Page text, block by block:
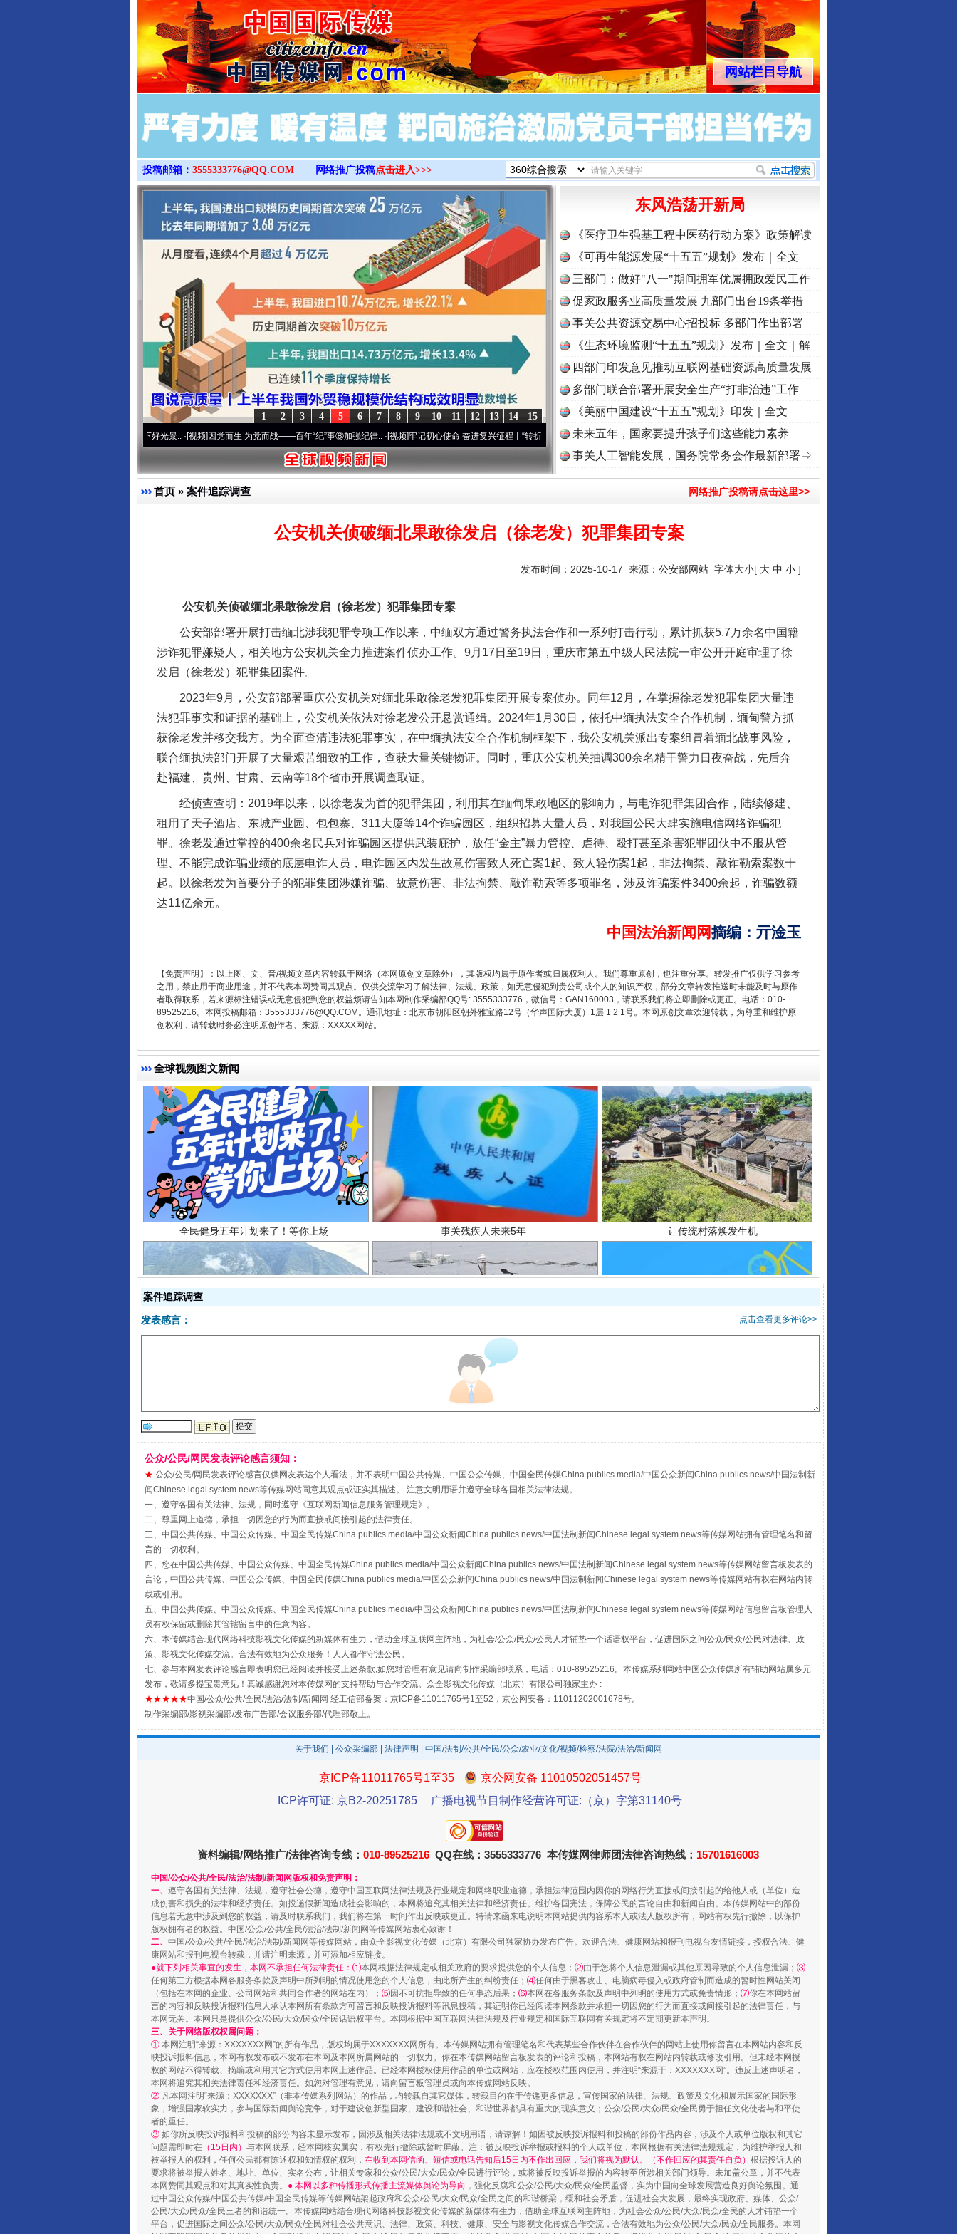
>
网站栏目导航
投稿邮箱： 3555333776@QQ.COM 网络推广投稿点击进入>>>
15
14
13
12
11
10
9
8
7
6
5
4
3
2
1
使命 奋进复兴征程丨宝塔山下好光景..·[视频]因党而生 为党而战——百年“纪”事⑧加强纪律..·[视频]牢记初心使命 奋进复兴征程丨“转折之城”激荡.. ·[视频]牢记初心使命 奋进复兴征程丨红船起航处 潮起..·[视频]一首歌的时间，读懂乐至的“诗与远方”
东风浩荡开新局
《医疗卫生强基工程中医药行动方案》政策解读
《可再生能源发展“十五五”规划》发布｜全文
三部门：做好"八一"期间拥军优属拥政爱民工作
促家政服务业高质量发展 九部门出台19条举措
事关公共资源交易中心招投标 多部门作出部署
《生态环境监测“十五五”规划》发布｜全文｜解
读
四部门印发意见推动互联网基础资源高质量发展
多部门联合部署开展安全生产“打非治违”工作
《美丽中国建设“十五五”规划》印发｜全文
未来五年，国家要提升孩子们这些能力素养
事关人工智能发展，国务院常务会作最新部署⇒
首页 » 案件追踪调查 网络推广投稿请点击这里>>
公安机关侦破缅北果敢徐发启（徐老发）犯罪集团专案
发布时间：2025-10-17 来源： 公安部网站 字体大小[ 大 中 小 ]
公安机关侦破缅北果敢徐发启（徐老发）犯罪集团专案
公安部部署开展打击缅北涉我犯罪专项工作以来，中缅双方通过警务执法合作和一系列打击行动，累计抓获5.7万余名中国籍
涉诈犯罪嫌疑人，相关地方公安机关全力推进案件侦办工作。9月17日至19日，重庆市第五中级人民法院一审公开开庭审理了徐
发启（徐老发）犯罪集团案件。
2023年9月，公安部部署重庆公安机关对缅北果敢徐老发犯罪集团开展专案侦办。同年12月，在掌握徐老发犯罪集团大量违
法犯罪事实和证据的基础上，公安机关依法对徐老发公开悬赏通缉。2024年1月30日，依托中缅执法安全合作机制，缅甸警方抓
获徐老发并移交我方。为全面查清违法犯罪事实，在中缅执法安全合作机制框架下，我公安机关派出专案组冒着缅北战事风险，
联合缅执法部门开展了大量艰苦细致的工作，查获大量关键物证。同时，重庆公安机关抽调300余名精干警力日夜奋战，先后奔
赴福建、贵州、甘肃、云南等18个省市开展调查取证。
经侦查查明：2019年以来，以徐老发为首的犯罪集团，利用其在缅甸果敢地区的影响力，与电诈犯罪集团合作，陆续修建、
租用了天子酒店、东城产业园、包包寨、311大厦等14个诈骗园区，组织招募大量人员，对我国公民大肆实施电信网络诈骗犯
罪。徐老发通过掌控的400余名民兵对诈骗园区提供武装庇护，放任“金主”暴力管控、虐待、殴打甚至杀害犯罪团伙中不服从管
理、不能完成诈骗业绩的底层电诈人员，电诈园区内发生故意伤害致人死亡案1起、致人轻伤案1起，非法拘禁、敲诈勒索案数十
起。以徐老发为首要分子的犯罪集团涉嫌诈骗、故意伤害、非法拘禁、敲诈勒索等多项罪名，涉及诈骗案件3400余起，诈骗数额
达11亿余元。
中国法治新闻网摘编 ： 亓淦玉
【免责声明】：以上图、文、音/视频文章内容转载于网络（本网原创文章除外），其版权均属于原作者或归属权利人。我们尊重原创，也注重分享。转发推广仅供学习参考
之用，禁止用于商业用途，并不代表本网赞同其观点。仅供交流学习了解法律、法规、政策，如无意侵犯到贵公司或个人的知识产权，部分文章转发推送时未能及时与原作
者取得联系，若来源标注错误或无意侵犯到您的权益烦请告知本网制作采编部QQ号: 3555333776，微信号：GAN160003，请联系我们将立即删除或更正。电话：010-
89525216。本网投稿邮箱：3555333776@QQ.COM。通讯地址：北京市朝阳区朝外雅宝路12号（华声国际大厦）1层 1 2 1号。本网原创文章欢迎转载，为尊重和维护原
创权利，请转载时务必注明原创作者、来源：XXXXX网站。
全球视频图文新闻
完善运行机制助力责任有效落实 一纸欠条伤亲情 巡回调解促和解..
东山县通报“牛蛙产品抗生素超标问题” 法徽映军营 权益有保障 让核能赋能千行百业
揭开“小金库”的免责幌子
受贿1.44亿！段成刚被判无期 从幼儿园到大学，有这些资助 “后车司机肯定在骂我”
全民健身五年计划来了！等你上场 事关残疾人未来5年 让传统村落焕发生机
规模最大的光氢储一体化项目
国家大学科技园优化重塑工作 镜头丨大暑三秋近 山西：不断增强治理腐败综合效能
扯下公款旅游的“隐身衣” 如何以同查同治破解风腐交织难题 养老服务师职业资格制度暂行规定
“蜀中异人”王建安的艺术幻境 一颗心始终滚烫 还老百姓一个明白家底
完善运行机制助力责任有效落实 一纸欠条伤亲情 巡回调解促和解.. 行业协会接连发公告
案件追踪调查
点击查看更多评论>>
发表感言：
公众/公民/网民发表评论感言须知：
★ 公众/公民/网民发表评论感言仅供网友表达个人看法，并不表明中国公共传媒、中国公众传媒、中国全民传媒China publics media/中国公众新闻China publics news/中国法制新
闻Chinese legal system news等传媒网站同意其观点或证实其描述。 注意文明用语并遵守全球各国相关法律法规。
一、遵守各国有关法律、法规，同时遵守《互联网新闻信息服务管理规定》。
二、尊重网上道德，承担一切因您的行为而直接或间接引起的法律责任。
三、中国公共传媒、中国公众传媒、中国全民传媒China publics media/中国公众新闻China publics news/中国法制新闻Chinese legal system news等传媒网站拥有管理笔名和留
言的一切权利。
四、您在中国公共传媒、中国公众传媒、中国全民传媒China publics media/中国公众新闻China publics news/中国法制新闻Chinese legal system news等传媒网站留言板发表的
言论，中国公共传媒、中国公众传媒、中国全民传媒China publics media/中国公众新闻China publics news/中国法制新闻Chinese legal system news等传媒网站有权在网站内转
载或引用。
五、中国公共传媒、中国公众传媒、中国全民传媒China publics media/中国公众新闻China publics news/中国法制新闻Chinese legal system news等传媒网站信息留言板管理人
员有权保留或删除其管辖留言中的任意内容。
六、本传媒结合现代网络科技影视文化传媒的新媒体有生力，借助全球互联网主阵地，为社会/公众/民众/公民人才铺垫一个话语权平台，促进国际之间公众/民众/公民对法律、政
策、影视文化传媒交流。合法有效地为公众服务！人人都作守法公民。
七、参与本网发表评论感言即表明您已经阅读并接受上述条款,如您对管理有意见请向制作采编部联系，电话：010-89525216。本传媒系列网站中国公众传媒所有辅助网站属多元
发布，敬请多提宝贵意见！真诚感谢您对本传媒网的支持帮助与合作交流。众全影视文化传媒（北京）有限公司独家主办 :
★★★★★中国/公众/公共/全民/法治/法制/新闻网 经工信部备案：京ICP备11011765号1至52，京公网安备：11011202001678号。
制作采编部/影视采编部/发布广告部/会议服务部/代理部敬上。
关于我们 公众采编部 法律声明 | 中国/法制/公共/全民/公众/农业/文化/视频/检察/法院/法治/新闻网
京ICP备11011765号1至35
京公网安备 11010502051457号
ICP许可证: 京B2-20251785
广播电视节目制作经营许可证:（京）字第31140号
资料编辑/网络推广/法律咨询专线： 010-89525216 QQ在线：3555333776 本传媒网律师团法律咨询热线： 15701616003
中国/公众/公共/全民/法治/法制/新闻网版权和免责声明：
一、 遵守各国有关法律、法规，遵守社会公德，遵守中国互联网法律法规及行业规定和网络职业道德，承担法律范围内因你的网络行为直接或间接引起的给他人或（单位）造
成伤害和损失的法律和经济责任。如投递假新闻造成社会影响的，本网将追究其相关法律和经济责任。维护各国宪法，保障公民的言论自由和新闻自由。本传媒网站中的部份
信息若无意中涉及到您的权益，请及时联系我们，我们将在第一时间作出反映或更正。特请来函来电说明本网站提供内容系本人或法人版权所有，网站有权先行撤除，以保护
版权拥有者的权益。中国/公众/公共/全民/法治/法制/新闻网等传媒网站衷心致谢！
二、 中国/公众/公共/全民/法治/法制/新闻网等传媒网站，由众全影视文化传媒（北京）有限公司独家协办发布广告。欢迎合法、健康网站和报刊电视台友情链接，授权合法、健
康网站和报刊电视台转载，并请注明来源，并可添加相应链接。
●就下列相关事宜的发生，本网不承担任何法律责任：⑴本网根据法律规定或相关政府的要求提供您的个人信息； ⑵由于您将个人信息泄漏或其他原因导致的个人信息泄漏； ⑶
任何第三方根据本网各服务条款及声明中所列明的情况使用您的个人信息，由此所产生的纠纷责任； ⑷任何由于黑客攻击、电脑病毒侵入或政府管制而造成的暂时性网站关闭
（包括在本网的企业、公司网站和共同合作者的网站在内）； ⑸因不可抗拒导致的任何事态后果； ⑹本网在各服务条款及声明中列明的使用方式或免责情形； ⑺你在本网站留
言的内容和反映投诉报料信息人承认本网所有条款方可留言和反映投诉报料等讯息投稿，其证明你已经阅读本网条款并承担一切因您的行为而直接或间接引起的法律责任，与
本网无关。本网只是提供公众/公民/大众/民众/全民话语权平台。本网根据中国互联网法律法规及行业规定和国际互联网有关规定将不定期更新本声明。
三、关于网络版权权属问题：
① 本网注明“来源：XXXXXXX网”的所有作品，版权均属于XXXXXXX网所有。本传媒网站拥有管理笔名和代表某些合作伙伴在合作伙伴的网站上使用你留言在本网站内容和反
映投诉报料信息，本网有权发布或不发布在本网及本网所属网站的一切权力。你在本传媒网站留言板发表的评论和投稿，本网站有权在网站内转载或修改引用。但未经本网授
权的网站不得转载、摘编或利用其它方式使用本网上述作品。已经本网授权使用作品的单位或网站，应在授权范围内使用，并注明“来源于：XXXXXXX网”。违反上述声明者，
本网将追究其相关法律责任和经济责任。如您对管理有意见，请向留言板管理员或向本传媒网站反映。
② 凡本网注明“来源：XXXXXXX”（非本传媒系列网站）的作品，均转载自其它媒体，转载目的在于传递更多信息，宣传国家的法律、法规、政策及文化和展示国家的国际形
象，增强国家软实力，参与国际新闻舆论竞争，对于建设创新型国家、建设和谐社会、和谐世界都具有重大的现实意义；公众/公民/大众/民众/全民勇于担任文化使者与和平使
者的重任。
③ 如你所反映投诉报料和投稿的部份内容未显示发布，因涉及相关法律法规或不文明用语，请谅解！如因被反映投诉报料和投稿的部份作品内容，涉及个人或单位版权和其它
问题需即时在 （15日内） 与本网联系，经本网核实属实，有权先行撤除或暂时屏蔽。注：被反映投诉举报或报料的个人或单位，本网根据有关法律法规规定，为维护举报人和
被举报人的权利，任何公民都有陈述权和知情权的权利， 在收到本网信函、短信或电话告知后15日内不作出回应，我们将视为默认。（不作回应的其责任自负） 根据投诉人的
要求将被举报人姓名、地址、单位、实名公布，让相关专家和公众/公民/大众/民众/全民进行评论，或将被反映投诉举报的内容转至所涉相关部门领导。未加盖公章，并不代表
本网赞同其观点和对其真实性负责。 ● 本网以多种传播形式传播主流媒体舆论为导向 ，强化反腐和公众/公民/大众/民众/全民监督，实为中国向全球发展营造良好舆论氛围。通
过中国公众传媒/中国公共传媒/中国全民传媒等传媒网站架起政府和公众/公民/大众/民众/全民之间的和谐桥梁，缓和社会矛盾，促进社会大发展，最终实现政府、媒体、公众/
公民/大众/民众/全民三者的和谐统一。本传媒网站结合现代网络科技影视文化传媒的新媒体有生力，借助全球互联网主阵地，为社会公众/公民/大众/民众/全民的人才铺垫一个
平台，促进国际之间公众/公民/大众/民众/全民对社会公共意识、法律、政策、科技、健康、安全与影视文化传媒合作交流，合法有效地为公众/公民/大众/民众/全民服务。本网